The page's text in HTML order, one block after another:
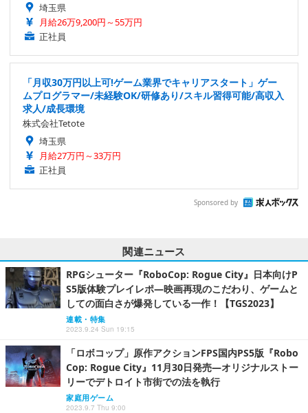
埼玉県
月給26万9,200円～55万円
正社員
「月収30万円以上可!ゲーム業界でキャリアスタート」ゲー
ムプログラマー/未経験OK/研修あり/スキル習得可能/高収入
求人/成長環境
株式会社Tetote
埼玉県
月給27万円～33万円
正社員
Sponsored by
関連ニュース
RPGシューター『RoboCop: Rogue City』日本向けP
S5版体験プレイレポ―映画再現のこだわり、ゲームと
しての面白さが爆発している一作！【TGS2023】
連載・特集
2023.9.24 Sun 19:15
「ロボコップ」原作アクションFPS国内PS5版『Robo
Cop: Rogue City』11月30日発売―オリジナルストー
リーでデトロイト市街での法を執行
家庭用ゲーム
2023.9.7 Thu 9:00